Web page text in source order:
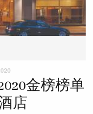
金榜榜单
店